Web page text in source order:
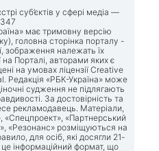
суб’єктів у сфері медіа —
має тримовну версію
головна сторінка порталу -
зображення належать їх
Порталі, авторами яких є
на умовах ліцензії Creative
Редакція «РБК-Україна» може
судження не підлягають
За достовірність та
рекламодавець. Матеріали,
«Спецпроект», «Партнерський
«Резонанс» розміщуються на
для осіб, які досягли 21-
це інформаційний формат, що